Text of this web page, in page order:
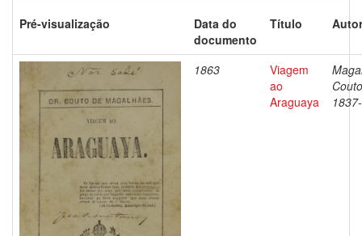
Pré-visualização
Data do
documento
Título
1863
Viagem
ao
Araguaya